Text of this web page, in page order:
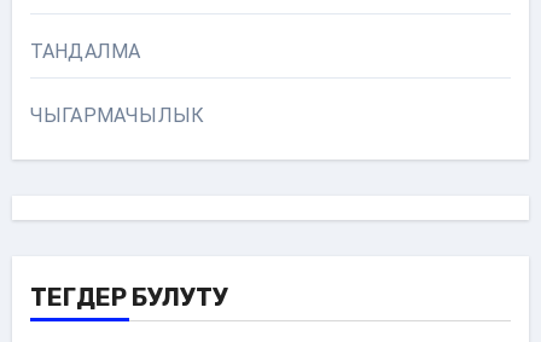
ТАНДАЛМА
ЧЫГАРМАЧЫЛЫК
ТЕГДЕР БУЛУТУ